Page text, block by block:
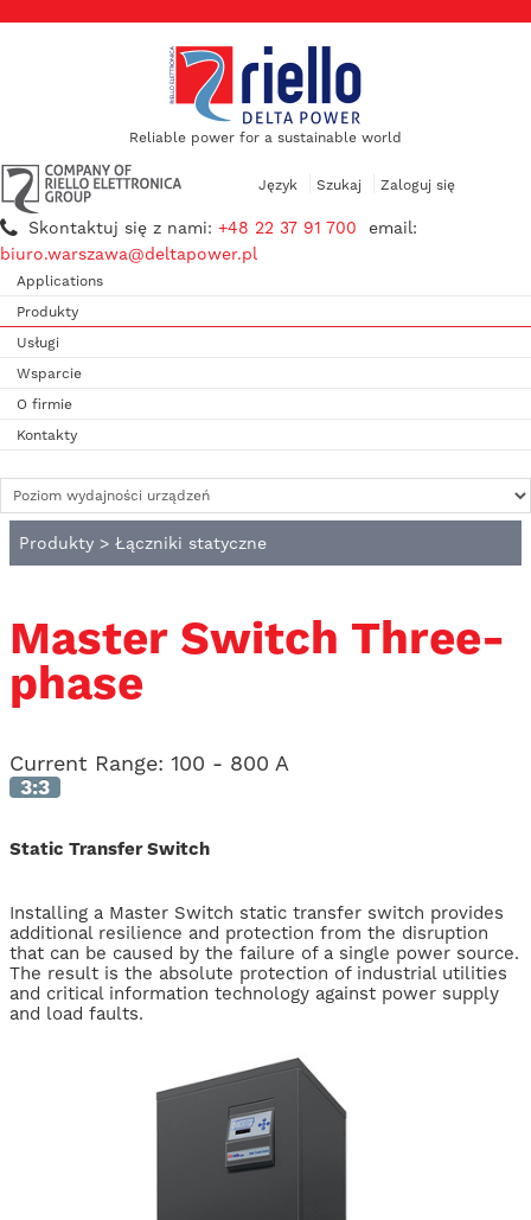
Reliable power for a sustainable world
Skontaktuj się z nami: +48 22 37 91 700 email:
biuro.warszawa@deltapower.pl
Język Szukaj Zaloguj się
Applications
Produkty
Usługi
Wsparcie
O firmie
Kontakty
Produkty > Łączniki statyczne
Master Switch Three-
phase
Current Range: 100 - 800 A
3:3
Static Transfer Switch
Installing a Master Switch static transfer switch provides
additional resilience and protection from the disruption
that can be caused by the failure of a single power source.
The result is the absolute protection of industrial utilities
and critical information technology against power supply
and load faults.